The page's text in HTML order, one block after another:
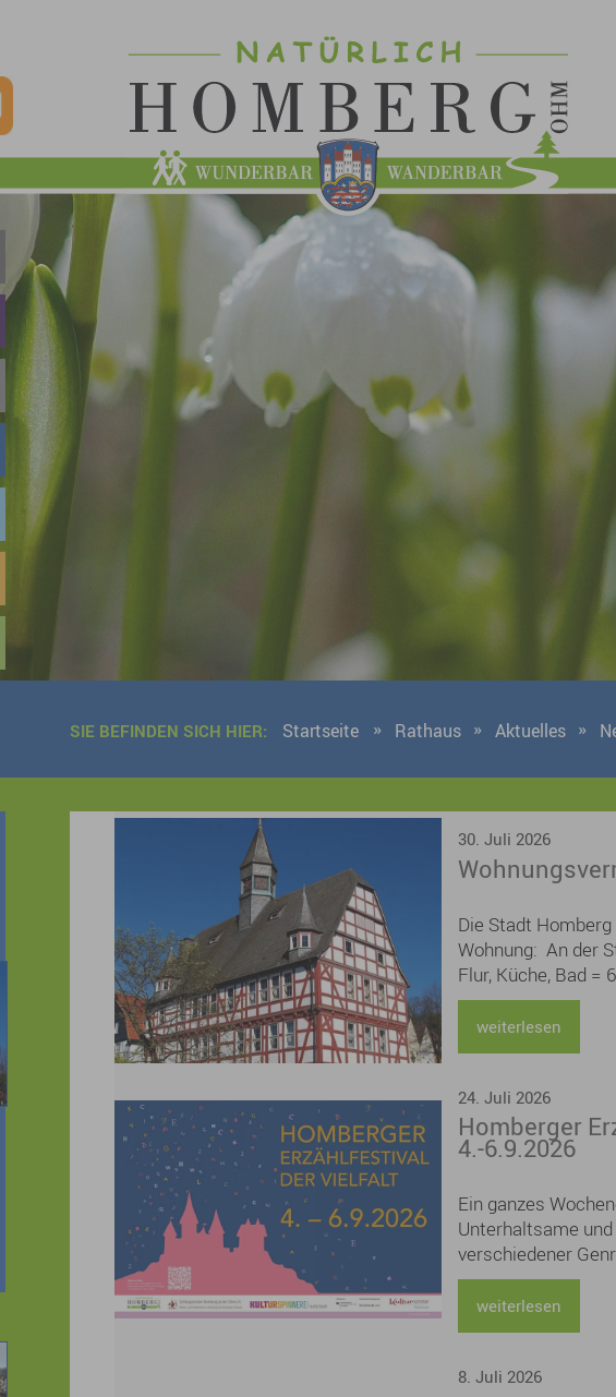
SIE BEFINDEN SICH HIER: Startseite Rathaus Aktuelles
9 Ergebnisse gefunden 30. Juli 2026
Die Stadt
Wohnung: An der
Flur, Küche, Bad =
weiterlesen
24. Juli 2026
Homberger
4.-6.9.2026
Ein ganzes
Unterhaltsame
verschiedener
Kathrin Lange,
Hutzenlaub,
Henkhaus lesen
Buchschnitten und
weiterlesen
8. Juli 2026